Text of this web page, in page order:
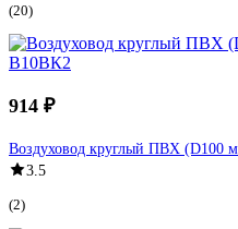
(20)
914 ₽
Воздуховод круглый ПВХ
3.5
(2)